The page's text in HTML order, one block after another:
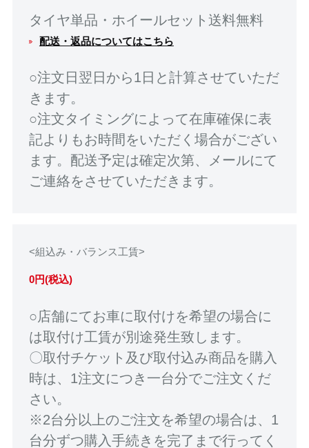
タイヤ単品・ホイールセット送料無料
配送・返品についてはこちら
○注文日翌日から1日と計算させていただ
きます。
○注文タイミングによって在庫確保に表
記よりもお時間をいただく場合がござい
ます。配送予定は確定次第、メールにて
ご連絡をさせていただきます。
<組込み・バランス工賃>
0円(税込)
○店舗にてお車に取付けを希望の場合に
は取付け工賃が別途発生致します。
〇取付チケット及び取付込み商品を購入
時は、1注文につき一台分でご注文くだ
さい。
※2台分以上のご注文を希望の場合は、1
台分ずつ購入手続きを完了まで行ってく